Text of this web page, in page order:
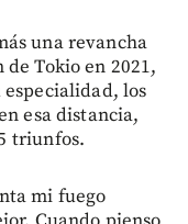
una revancha
Tokio en 2021,
los
esa distancia,
triunfos.
mi fuego